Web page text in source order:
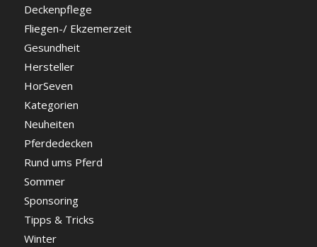
Deckenpflege
Fliegen-/ Ekzemerzeit
Gesundheit
Hersteller
HorSeven
Kategorien
Neuheiten
Pferdedecken
Rund ums Pferd
Sommer
Sponsoring
Tipps & Tricks
Winter